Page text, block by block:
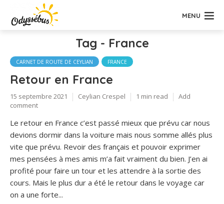
MENU
Tag - France
CARNET DE ROUTE DE CEYLIAN FRANCE
Retour en France
15 septembre 2021 Ceylian Crespel 1 min read
Add
comment
Le retour en France c’est passé mieux que prévu car nous
devions dormir dans la voiture mais nous somme allés plus
vite que prévu. Revoir des français et pouvoir exprimer
mes pensées à mes amis m’a fait vraiment du bien. J’en ai
profité pour faire un tour et les attendre à la sortie des
cours. Mais le plus dur a été le retour dans le voyage car
on a une forte...